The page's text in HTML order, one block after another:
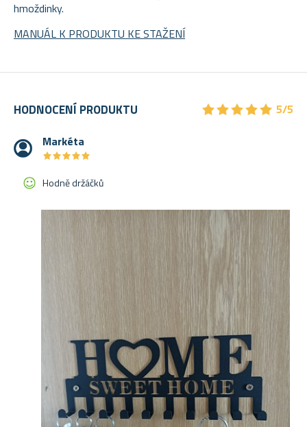
hmoždinky.
MANUÁL K PRODUKTU KE STAŽENÍ
HODNOCENÍ PRODUKTU ★★★★★
★★★★★ 5/5
Markéta
★★★★★
★★★★★
Hodně držáčků